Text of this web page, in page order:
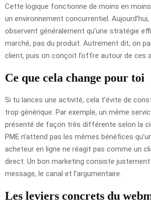
Cette logique fonctionne de moins en
un environnement concurrentiel.
observent généralement qu’une stratégie
marché, pas du produit. Autrement dit, on
client, puis on conçoit l’offre autour de ces
Ce que cela change pour toi
Si tu lances une activité, cela t’évite de
trop générique. Par exemple, un même
présenté de façon très différente selon la
PME n’attend pas les mêmes bénéfices
acheteur en ligne ne réagit pas comme un
direct. Un bon marketing consiste
message, le canal et l’argumentaire.
Les leviers concrets du